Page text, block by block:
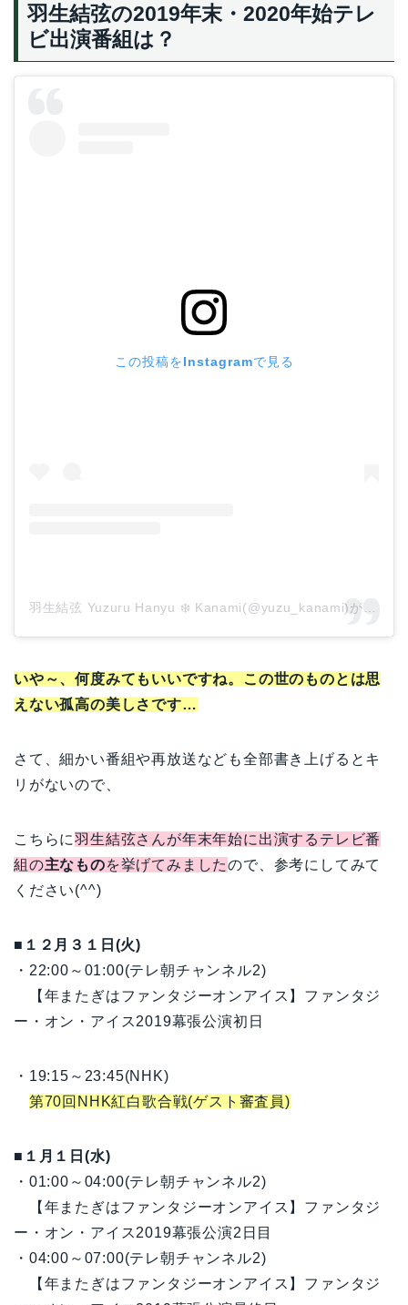
羽生結弦の2019年末・2020年始テレ
ビ出演番組は？
この投稿をInstagramで見る
羽生結弦 Yuzuru Hanyu ❄️ Kanami(@yuzu_kanami)がシェアした投稿
いや～、何度みてもいいですね。この世のものとは思
えない孤高の美しさです…
さて、細かい番組や再放送なども全部書き上げるとキ
リがないので、
こちらに羽生結弦さんが年末年始に出演するテレビ番
組の主なものを挙げてみましたので、参考にしてみて
ください(^^)
■１２月３１日(火)
・22:00～01:00(テレ朝チャンネル2)
【年またぎはファンタジーオンアイス】ファンタジ
ー・オン・アイス2019幕張公演初日
・19:15～23:45(NHK)
第70回NHK紅白歌合戦(ゲスト審査員)
■１月１日(水)
・01:00～04:00(テレ朝チャンネル2)
【年またぎはファンタジーオンアイス】ファンタジ
ー・オン・アイス2019幕張公演2日目
・04:00～07:00(テレ朝チャンネル2)
【年またぎはファンタジーオンアイス】ファンタジ